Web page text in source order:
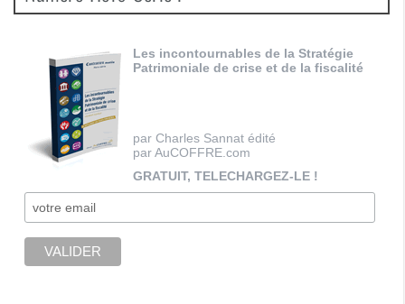
Les incontournables de la Stratégie
Patrimoniale de crise et de la fiscalité
par Charles Sannat édité
par AuCOFFRE.com
GRATUIT, TELECHARGEZ-LE !